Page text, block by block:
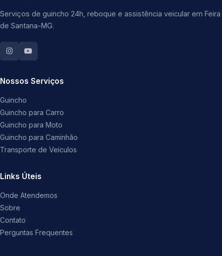
Serviços de guincho 24h, reboque e assistência veicular em Feira
de Santana-MG.
Nossos Serviços
Guincho
Guincho para Carro
Guincho para Moto
Guincho para Caminhão
Transporte de Veículos
Links Úteis
Onde Atendemos
Sobre
Contato
Perguntas Frequentes